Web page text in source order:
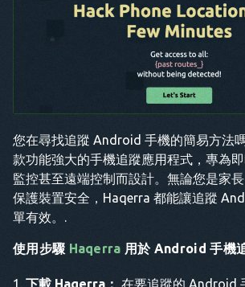
您在尋找追蹤 Android 手機的簡易方法
款功能強大的手機追蹤應用程式，專為
監控甚至遠端控制而設計。無論您是家
保護裝置安全，Haqerra 都能讓追蹤
單有效。.
使用步驟 Haqerra 用於 Android 手機
下載 Haqerra： 在要追蹤的 Android